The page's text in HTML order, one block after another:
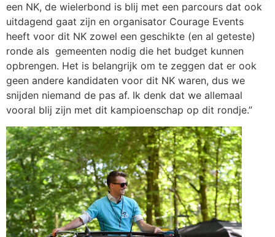
een NK, de wielerbond is blij met een parcours dat ook
uitdagend gaat zijn en organisator Courage Events
heeft voor dit NK zowel een geschikte (en al geteste)
ronde als gemeenten nodig die het budget kunnen
opbrengen. Het is belangrijk om te zeggen dat er ook
geen andere kandidaten voor dit NK waren, dus we
snijden niemand de pas af. Ik denk dat we allemaal
vooral blij zijn met dit kampioenschap op dit rondje.”